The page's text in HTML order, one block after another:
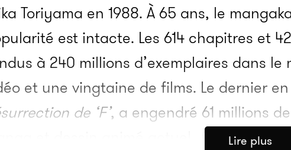
Toriyama en 1988. À 65 ans, le
est intacte. Les 614 chapitres et
à 240 millions d’exemplaires dans le
et une vingtaine de films. Le dernier
de ‘F’, a engendré 61 millions
Dragon Ball
Lire plus